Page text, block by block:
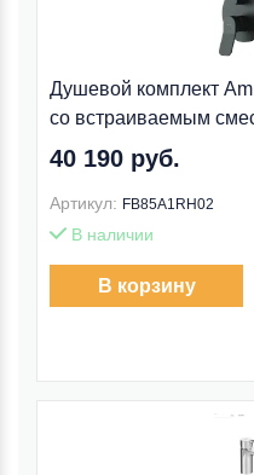
Душевой комплект
со встраиваемым
40 190 руб.
Артикул: FB85A1RH02
В наличии
В корзину